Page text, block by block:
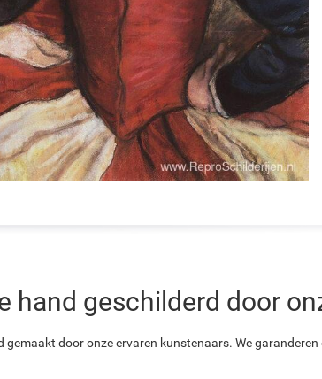
hand geschilderd door
gemaakt door onze ervaren kunstenaars. We